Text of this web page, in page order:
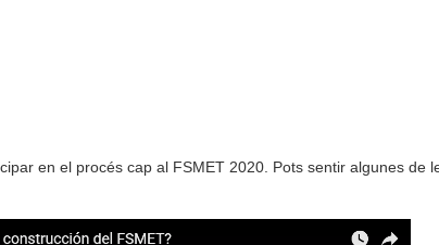
en el procés cap al FSMET 2020. Pots sentir algunes de